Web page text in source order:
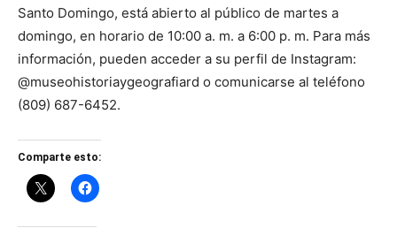
Santo Domingo, está abierto al público de martes a
domingo, en horario de 10:00 a. m. a 6:00 p. m. Para más
información, pueden acceder a su perfil de Instagram:
@museohistoriaygeografiard o comunicarse al teléfono
(809) 687-6452.
Comparte esto: